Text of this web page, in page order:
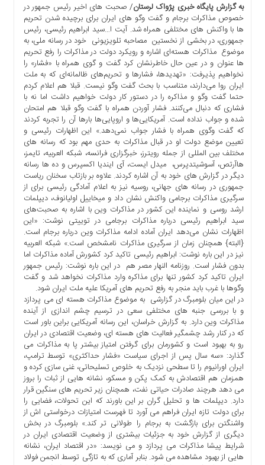
آموزشی
دسترسی
سریع
ارتباط
برگه
نمونه
تعرفه
درباره
اخبار
سایت
ارتباط
برگه
نمونه
تعرفه
درباره
چند
رسانه
ارتباط
برگه
نمونه
تعرفه
به گزارش پایگاه خبری پژواک لرستان/ صحبت های اخیر رئیس جمهور در
خصوص مذاکرات برجام و گفت وگو های ایران برای برچیده شدن تحریم
ها با واکنش های مختلفی همراه شد. آیت ا…سید ابراهیم رئیسی، رئیس
جمهوری، در بخشی از نخستین مصاحبه تلویزیونی خود در رسانه ملی، به
موضوع مذاکرات هسته‌ای اشاره و رویکرد دولت در مذاکرات را رفع تحریم
ها عنوان و در عین حال خاطرنشان کرد گفت و گوی همراه با «فشار» را
نخواهیم پذیرفت: «تهدیدها، فشارها و تحریم‌های ظالمانه‌ای که به ملت
ایران روا می‌دارند، متناسب با بحث گفت وگو نیست. قبلا هم اعلام کردم
حتما گفت وگو و مذاکره را در دستور کار دولت خواهیم داشت اما نه با
فشاری که دنبال می‌کنند. فشار آوردن همراه با گفت وگو قبلا هم امتحان
شده و جواب نداده است. آمریکایی‌ها و اروپایی‌ها بارها آن را تجربه کردند
که گفت وگوی همراه با فشار جواب نمی‌دهد.» این اظهارات رئیسی و
تعیین موضع دولت او در قبال مذاکرات به حدی مهم بود که رسانه های
مختلف بین المللی از جمله رویترز، خبرگزاری فرانسه، شبکه العربیه، تایمز،
هاآرتص، آسوشیتدپرس، میدل ایست، آی ایندیا اکسپرس و ده ها رسانه
دیگر در گزارش های خود به آن اشاره کردند. علاوه بر بازتاب سخنان ریاست
جمهوری در رسانه های جهانی، روسیه نیز به اعلام آمادگی رئیسی برای از
سرگیری مذاکرات برجامی واکنش نشان داد و میخاییل اولیانوف، دیپلمات
ارشد روسی و نماینده این کشور در مذاکرات وین با اشاره به صحبت‌های
سید ابراهیم رئیسی درباره مذاکرات برجامی در توییتی نوشت: «این
اظهارات نشان می‌دهد ایران آماده ادامه مذاکرات وین درباره برجام است.
{البته} همچنان زمان از سرگیری مذاکرات نامشخص است.» شبکه العربیه
نیز در این باره نوشت: ابراهیم رئیسی تاکید کرد کشورش آماده مذاکرات اما
بدون فشار است. روزنامه النهار مصر هم در این باره نوشت: رئیس جمهور
ایران تاکید کرد کشور تنها برای مذاکره وارد مذاکرات نخواهد شد و گفت
وگوها با غرب باید منجر به رفع تحریم های آمریکا علیه ملت ایران شود.
در این میان بلومبرگ در گزارشی به موضوع مذاکرات هسته ای می پردازد
و با بررسی جنبه های مختلفی سعی در ترسیم چشم اندازی از آینده
مذاکرات وین دارد. به گزارش خراسان، این رسانه آمریکایی براین باور است
که در کنار رشد چشمگیر فعالیت های هسته ای، وضعیت اقتصادی در ایران
رو به بهبود است و کشورمان برای گرفتن امتیاز بیشتر پا به مذاکرات می
گذارد: «سه سال پس از اجرای سیاست «فشار حداکثری» توسط ترامپ،
ایران اورانیوم را تا سطحی نزدیک به خلوص تسلیحاتی، غنی سازی کرده و
همزمان هم اقتصادش به کمک پکن و مسکو، نشانه هایی از ثبات را بروز
می دهد هرچند صادرات حیاتی نفت، همچنان زیر تحریم های سنگین قرار
دارد. دیپلمات ها و تحلیل گران بر این باورند که این تحولات، فضایی را
برای دولت تازه ایران فراهم می آورد تا فهرست امتیازات درخواستی اش از
واشنگتن برای بازگشت به برجام را طولانی تر کند.» بلومبرگ در بخش
دیگری از گزارش خود به جزئیات بیشتری از وضعیت اقتصادی ایران در
شرایط پیشا مذاکرات می پردازد و می نویسد: «در اقتصاد ایران، نشانه
هایی از بهبود مشاهده می شود. بنابر آماری که به تازگی توسط انجمن فولاد